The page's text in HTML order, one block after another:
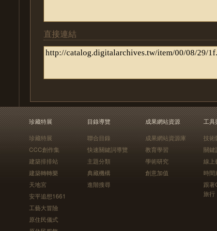
直接連結
珍藏特展
珍藏特展
CCC創作集
建築排排站
建築轉轉樂
天地宮
安平追想1661
工藝大冒險
原住民儀式
目錄導覽
聯合目錄
快速關鍵詞導覽
主題分類
典藏機構
進階搜尋
成果網站資源
成果網站資源庫
教育學習
學術研究
創意加值
工具
技術
關鍵
線上
時間
跟
旅行